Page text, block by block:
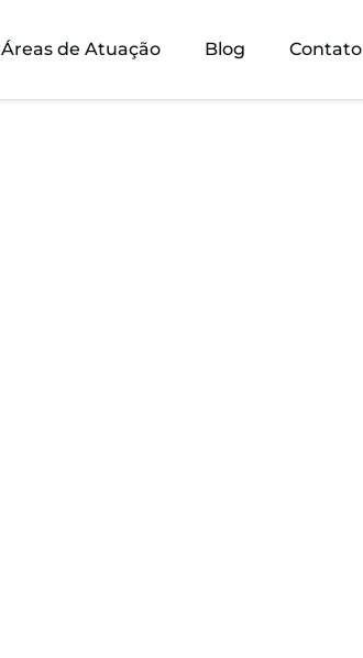
Áreas de Atuação Blog Contato